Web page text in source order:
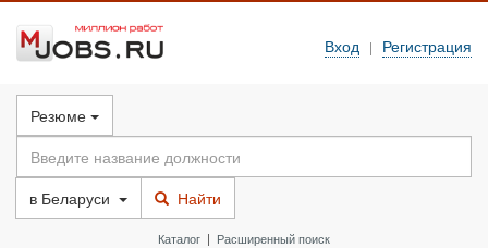
Вход | Регистрация
Резюме
в Беларуси Найти
Каталог | Расширенный поиск